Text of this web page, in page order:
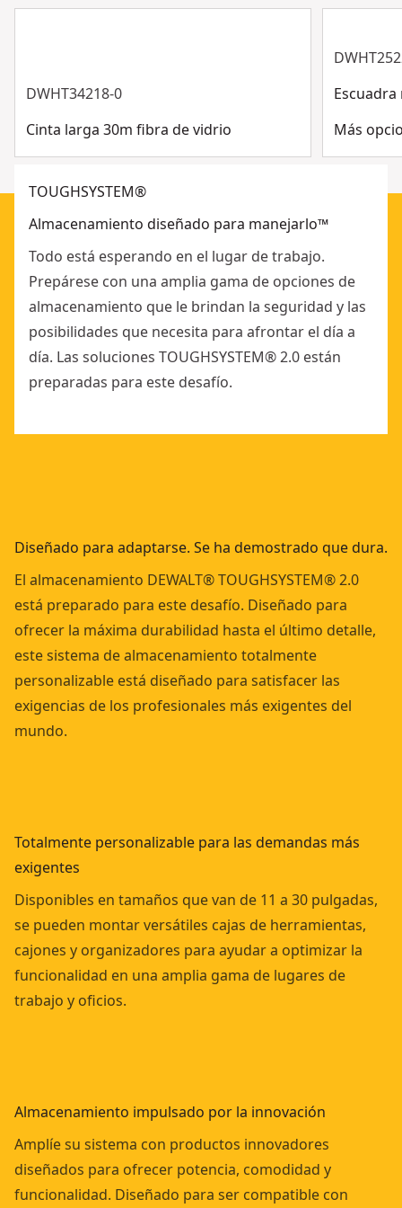
PREPARADO PARA MÓDULO DE CONECTIVIDAD
modulo de conectividad ToolConnect
NUEVO ORIFICIO PARA CANDADO REFORZADO CON
DWHT34218-0
Cinta larga 30m fibra de vidrio
Más
TOUGHSYSTEM®
Almacenamiento diseñado para manejarlo™
Todo está esperando en el lugar de trabajo.
Prepárese con una amplia gama de opciones de
almacenamiento que le brindan la seguridad y las
posibilidades que necesita para afrontar el día a
día. Las soluciones TOUGHSYSTEM® 2.0 están
preparadas para este desafío.
Diseñado para adaptarse. Se ha demostrado que dura.
El almacenamiento DEWALT® TOUGHSYSTEM® 2.0
está preparado para este desafío. Diseñado para
ofrecer la máxima durabilidad hasta el último detalle,
este sistema de almacenamiento totalmente
personalizable está diseñado para satisfacer las
exigencias de los profesionales más exigentes del
mundo.
Totalmente personalizable para las demandas más
exigentes
Disponibles en tamaños que van de 11 a 30 pulgadas,
se pueden montar versátiles cajas de herramientas,
cajones y organizadores para ayudar a optimizar la
funcionalidad en una amplia gama de lugares de
trabajo y oficios.
Almacenamiento impulsado por la innovación
Amplíe su sistema con productos innovadores
diseñados para ofrecer potencia, comodidad y
funcionalidad. Diseñado para ser compatible con